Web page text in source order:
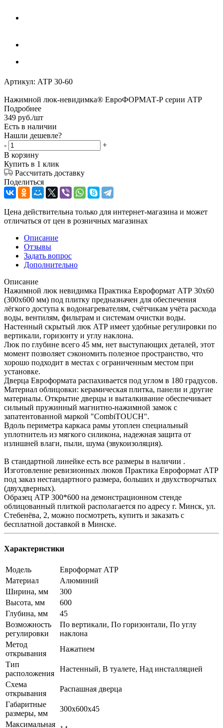
Артикул: АТР 30-60
Нажимной люк-невидимка® ЕвроФОРМАТ-Р серии АТР
Подробнее
349 руб./шт
Есть в наличии
Нашли дешевле?
-
+
В корзину
Купить в 1 клик
Рассчитать доставку
Поделиться
Цена действительна только для интернет-магазина и может
отличаться от цен в розничных магазинах
Описание
Отзывы
Задать вопрос
Дополнительно
Описание
Нажимной люк невидимка Практика Евроформат АТР 30х60
(300х600 мм) под плитку предназначен для обеспечения
лёгкого доступа к водонагревателям, счётчикам учёта расхода
воды, вентилям, фильтрам и системам очистки воды.
Настенный скрытый люк АТР имеет удобные регулировки по
вертикали, горизонту и углу наклона.
Люк по глубине всего 45 мм, нет выступающих деталей, этот
момент позволяет сэкономить полезное пространство, что
хорошо подходит в местах с ограниченным местом при
установке.
Дверца Евроформата распахивается под углом в 180 градусов.
Материал облицовки: керамическая плитка, панели и другие
материалы. Открытие дверцы и выталкивание обеспечивает
сильный пружинный магнитно-нажимной замок с
запатентованной маркой "CombiTOUCH".
Вдоль периметра каркаса рамы утоплен специальный
уплотнитель из мягкого силикона, надежная защита от
излишней влаги, пыли, шума (звукоизоляция).
В стандартной линейке есть все размеры в наличии .
Изготовление ревизионных люков Практика Евроформат АТР
под заказ нестандартного размера, больших и двухстворчатых
(двухдверных).
Образец АТР 300*600 на демонстрационном стенде
облицованный плиткой располагается по адресу г. Минск, ул.
Стебенёва, 2, можно посмотреть, купить и заказать с
бесплатной доставкой в Минске.
Характеристики
Модель
Евроформат АТР
Материал
Алюминий
Ширина, мм
300
Высота, мм
600
Глубина, мм
45
Возможность
регулировки
По вертикали, По горизонтали, По углу
наклона
Метод
открывания
Нажатием
Тип
расположения
Настенный, В туалете, Над инсталляцией
Схема
открывания
Распашная дверца
Габаритные
размеры, мм
300x600x45
Максимальная